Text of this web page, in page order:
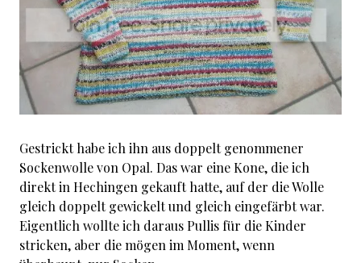
Gestrickt habe ich ihn aus doppelt genommener
Sockenwolle von Opal. Das war eine Kone, die ich
direkt in Hechingen gekauft hatte, auf der die Wolle
gleich doppelt gewickelt und gleich eingefärbt war.
Eigentlich wollte ich daraus Pullis für die Kinder
stricken, aber die mögen im Moment, wenn